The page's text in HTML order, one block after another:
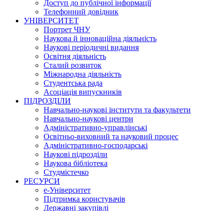
Доступ до публічної інформації
Телефонний довідник
УНІВЕРСИТЕТ
Портрет ЧНУ
Наукова й інноваційна діяльність
Наукові періодичні видання
Освітня діяльність
Сталий розвиток
Міжнародна діяльність
Студентська рада
Асоціація випускників
ПІДРОЗДІЛИ
Навчально-наукові інститути та факультети
Навчально-наукові центри
Адміністративно-управлінські
Освітньо-виховний та науковий процес
Адміністративно-господарські
Наукові підрозділи
Наукова бібліотека
Студмістечко
РЕСУРСИ
е-Університет
Підтримка користувачів
Державні закупівлі